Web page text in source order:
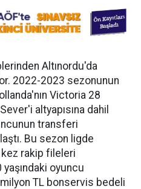
Altınordu'da
2022-2023 sezonunun
Victoria 28
altyapısına dahil
transferi
Bu sezon ligde
kez rakip fileleri
yaşındaki oyuncu
TL bonservis bedeli